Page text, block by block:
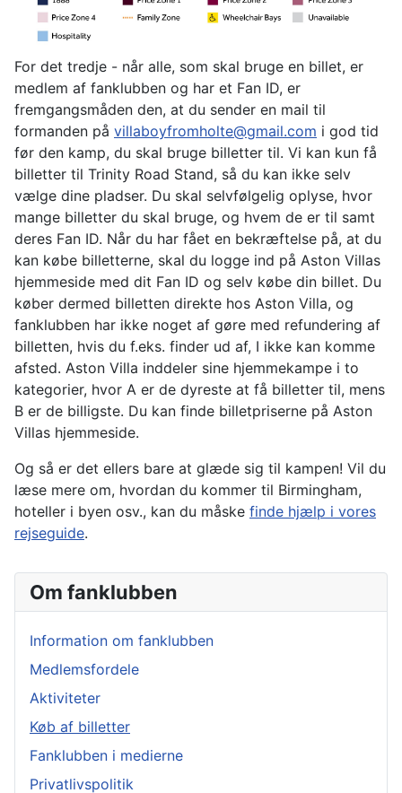
For det tredje - når alle, som skal bruge en billet, er
medlem af fanklubben og har et Fan ID, er
fremgangsmåden den, at du sender en mail til
formanden på villaboyfromholte@gmail.com i god tid
før den kamp, du skal bruge billetter til. Vi kan kun få
billetter til Trinity Road Stand, så du kan ikke selv
vælge dine pladser. Du skal selvfølgelig oplyse, hvor
mange billetter du skal bruge, og hvem de er til samt
deres Fan ID. Når du har fået en bekræftelse på, at du
kan købe billetterne, skal du logge ind på Aston Villas
hjemmeside med dit Fan ID og selv købe din billet. Du
køber dermed billetten direkte hos Aston Villa, og
fanklubben har ikke noget af gøre med refundering af
billetten, hvis du f.eks. finder ud af, I ikke kan komme
afsted. Aston Villa inddeler sine hjemmekampe i to
kategorier, hvor A er de dyreste at få billetter til, mens
B er de billigste. Du kan finde billetpriserne på Aston
Villas hjemmeside.
Og så er det ellers bare at glæde sig til kampen! Vil du
læse mere om, hvordan du kommer til Birmingham,
hoteller i byen osv., kan du måske finde hjælp i vores
rejseguide.
Om fanklubben
Information om fanklubben
Medlemsfordele
Aktiviteter
Køb af billetter
Fanklubben i medierne
Privatlivspolitik